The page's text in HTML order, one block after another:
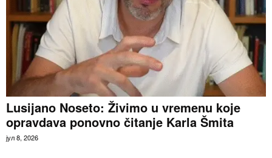
Lusijano Noseto: Živimo u vremenu koje
opravdava ponovno čitanje Karla Šmita
јул 8, 2026